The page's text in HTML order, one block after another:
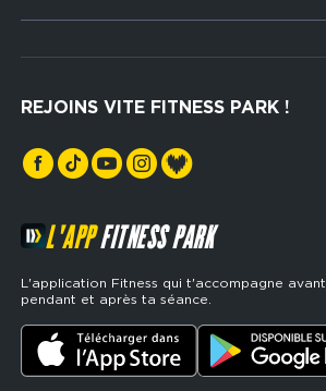
Musculation
Hyrox Zone
Cross Training
REJOINS VITE FITNESS PARK !
L'APPFITNESS PARK
L'application Fitness qui t'accompagne avant,
pendant et après ta séance.